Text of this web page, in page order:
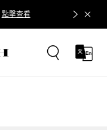
點擊查看 立即追蹤